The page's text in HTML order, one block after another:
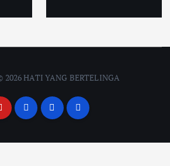
HATI YANG BERTELINGA